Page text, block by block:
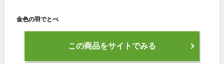
金色の羽でとべ
この商品をサイトでみる